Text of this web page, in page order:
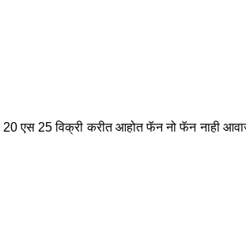
एस 25 विक्री करीत आहोत फॅन नो फॅन नाही